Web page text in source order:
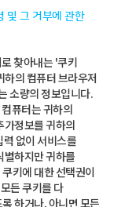
및 그 거부에 관한
찾아내는 '쿠키
의 컴퓨터 브라우저
소량의 정보입니다.
퓨터는 귀하의
가정보를 귀하의
없이 서비스를
별하지만 귀하를
키에 대한 선택권이
든 쿠키를 다
하거나, 아니면 모든